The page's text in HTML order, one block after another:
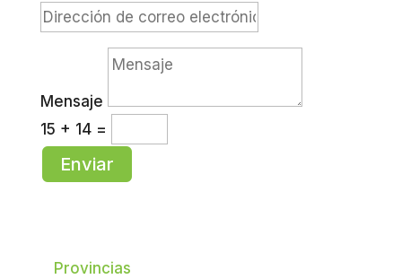
Mensaje
15 + 14=
Enviar
Provincias